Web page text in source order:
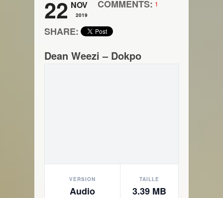
22 NOV
2019
COMMENTS: 1
SHARE:
Dean Weezi – Dokpo
VERSION
Audio
TAILLE
3.39 MB